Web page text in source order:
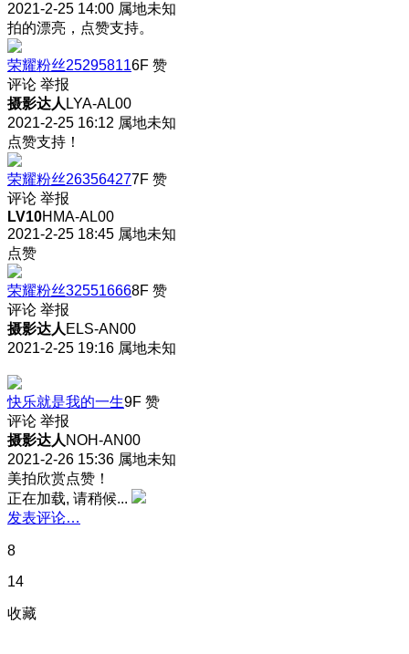
2021-2-25 14:00 属地未知
拍的漂亮，点赞支持。
荣耀粉丝252958116F 赞
评论 举报
摄影达人 LYA-AL00
2021-2-25 16:12 属地未知
点赞支持！
荣耀粉丝263564277F 赞
评论 举报
LV10HMA-AL00
2021-2-25 18:45 属地未知
点赞
荣耀粉丝325516668F 赞
评论 举报
摄影达人 ELS-AN00
2021-2-25 19:16 属地未知
快乐就是我的一生9F 赞
评论 举报
摄影达人 NOH-AN00
2021-2-26 15:36 属地未知
美拍欣赏点赞！
正在加载, 请稍候...
发表评论…
8
14
收藏